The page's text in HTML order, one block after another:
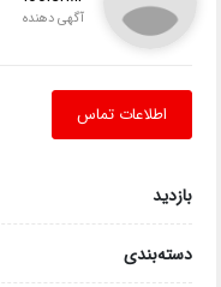
آگهی دهنده
اطلاعات تماس
بازدید
دسته‌بندی